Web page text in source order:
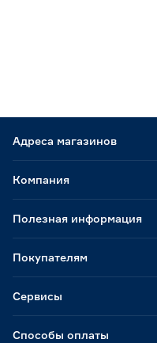
Адреса магазинов
Способы оплаты
Компания
Полезная информация
Покупателям
Сервисы